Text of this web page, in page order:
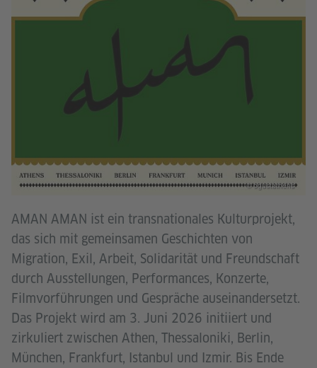
© ogustathens
AMAN AMAN ist ein transnationales Kulturprojekt,
das sich mit gemeinsamen Geschichten von
Migration, Exil, Arbeit, Solidarität und Freundschaft
durch Ausstellungen, Performances, Konzerte,
Filmvorführungen und Gespräche auseinandersetzt.
Das Projekt wird am 3. Juni 2026 initiiert und
zirkuliert zwischen Athen, Thessaloniki, Berlin,
München, Frankfurt, Istanbul und Izmir. Bis Ende